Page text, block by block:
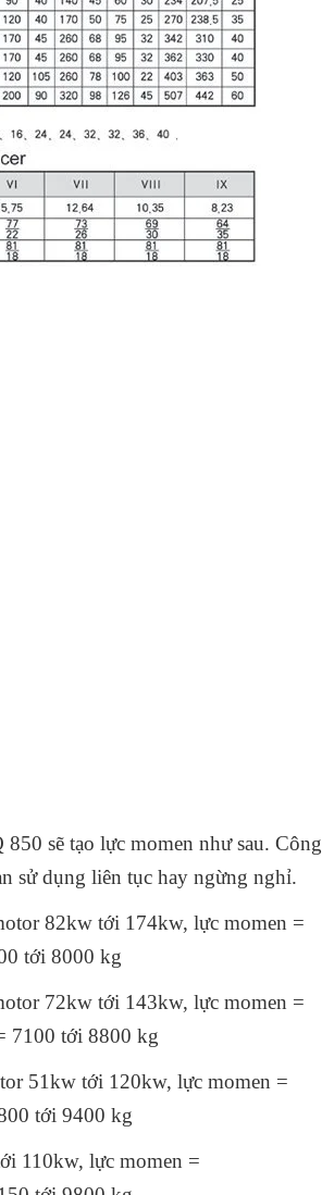
sẽ tạo lực momen như sau. Công
sử dụng liên tục hay ngừng nghỉ.
82kw tới 174kw, lực momen =
tới 8000 kg
72kw tới 143kw, lực momen =
7100 tới 8800 kg
51kw tới 120kw, lực momen =
tới 9400 kg
110kw, lực momen =